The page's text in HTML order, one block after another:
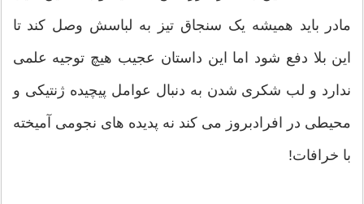
مادر باید همیشه یک سنجاق تیز به لباسش وصل کند تا
این بلا دفع شود اما این داستان عجیب هیچ توجیه علمی
ندارد و لب شکری شدن به دنبال عوامل پیچیده ژنتیکی و
محیطی در افرادبروز می کند نه پدیده های نجومی آمیخته
با خرافات!